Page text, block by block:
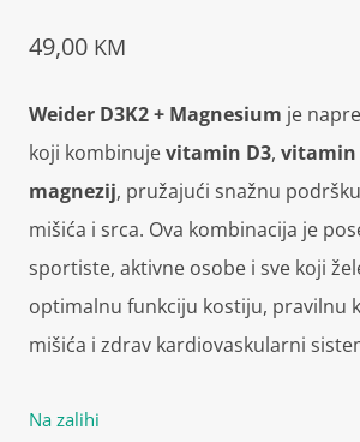
49,00 KM
Weider D3K2 + Magnesium je
koji kombinujevitamin D3, vitamin
magnezij, pružajući snažnu
mišića i srca. Ova kombinacija je
sportiste, aktivne osobe i sve koji
optimalnu funkciju kostiju, pravilnu
mišića i zdrav kardiovaskularni
Na zalihi